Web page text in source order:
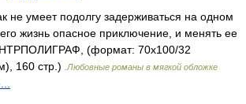
не умеет подолгу задерживаться на одном
жизнь опасное приключение, и менять ее
(формат: 70x100/32
160 стр.)
.Любовные романы в мягкой обложке